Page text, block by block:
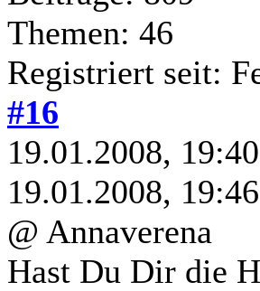
Themen: 46
Registriert seit:
#16
19.01.2008, 19:40
19.01.2008,
@ Annaverena
Hast Du Dir die